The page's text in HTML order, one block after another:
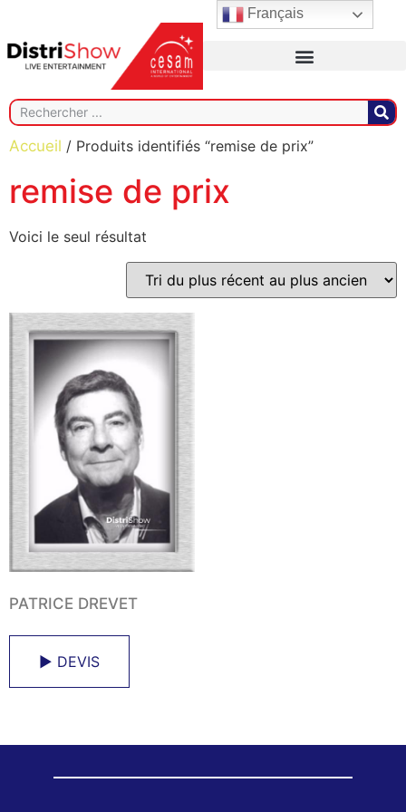
Accueil / Produits identifiés “remise de prix”
remise de prix
Voici le seul résultat
PATRICE DREVET
► DEVIS
Français